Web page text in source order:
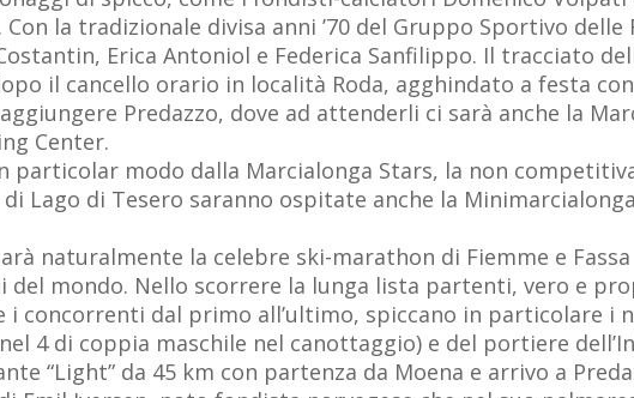
la tradizionale divisa anni ’70 del Gruppo Sportivo delle
Erica Antoniol e Federica Sanfilippo. Il tracciato
il cancello orario in località Roda, agghindato a festa
Predazzo, dove ad attenderli ci sarà anche la
Center.
particolar modo dalla Marcialonga Stars, la non
Lago di Tesero saranno ospitate anche la
naturalmente la celebre ski-marathon di Fiemme e
mondo. Nello scorrere la lunga lista partenti, vero e
concorrenti dal primo all’ultimo, spiccano in particolare i
4 di coppia maschile nel canottaggio) e del portiere
“Light” da 45 km con partenza da Moena e arrivo a